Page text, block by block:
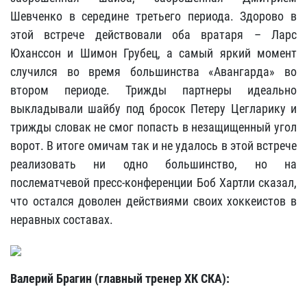
Шевченко в середине третьего периода. Здорово в
этой встрече действовали оба вратаря – Ларс
Юханссон и Шимон Грубец, а самый яркий момент
случился во время большинства «Авангарда» во
втором периоде. Трижды партнеры идеально
выкладывали шайбу под бросок Петеру Цегларику и
трижды словак не смог попасть в незащищенный угол
ворот. В итоге омичам так и не удалось в этой встрече
реализовать ни одно большинство, но на
послематчевой пресс-конференции Боб Хартли сказал,
что остался доволен действиями своих хоккеистов в
неравных составах.
Валерий Брагин (главный тренер ХК СКА):